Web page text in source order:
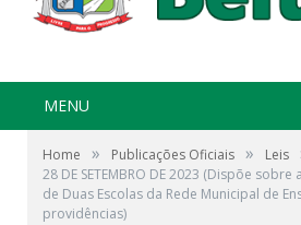
MENU
Home » Publicações Oficiais » Leis
28 DE SETEMBRO DE 2023 (Dispõe
de Duas Escolas da Rede Municipal de
providências)